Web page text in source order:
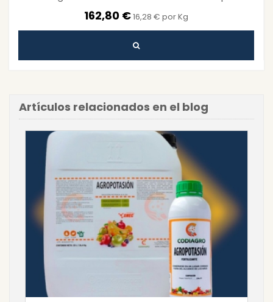
162,80 €16,28 € por Kg
Artículos relacionados en el blog